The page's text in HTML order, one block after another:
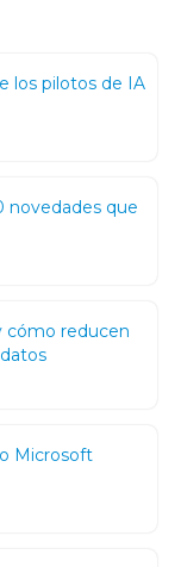
los pilotos de IA
novedades que
cómo reducen
Microsoft